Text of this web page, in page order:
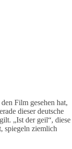
Film gesehen hat,
dieser deutsche
„Ist der geil“, diese
spiegeln ziemlich